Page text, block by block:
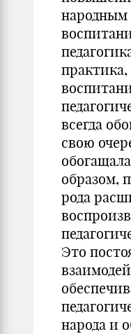
практика,
всегда
свою
образом,
рода
Это
народа и